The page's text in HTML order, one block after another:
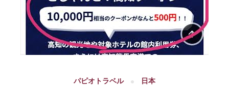
パピオトラベル 日本